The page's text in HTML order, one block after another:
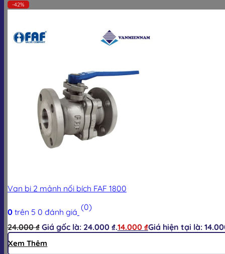
-42%
Van bi 2 mảnh nối bích FAF 1800
0trên 5 0 đánh giá (0)
24.000₫ Giá gốc là: 24.000 ₫.14.000 ₫Giá hiện tại là:
Xem Thêm